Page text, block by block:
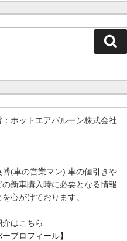
索
ホットエアバルーン株式会社
(車の営業マン) 車の値引きや
新車購入時に必要となる情報
心がけております。
はこちら
プロフィール】